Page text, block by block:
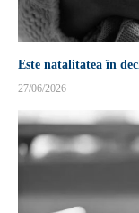
Este natalitatea în
27/06/2026